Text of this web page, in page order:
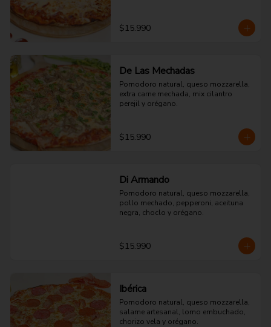
$15.990
De Las Mechadas
Pomodoro natural, queso mozzarella,
extra carne mechada, mix cilantro
perejil y orégano.
$15.990
Di Armando
Pomodoro natural, queso mozzarella,
pollo mechado, pepperoni, aceituna
negra, choclo y orégano.
$15.990
Ibérica
Pomodoro natural, queso mozzarella,
salame artesanal, lomo embuchado,
chorizo vela y orégano.